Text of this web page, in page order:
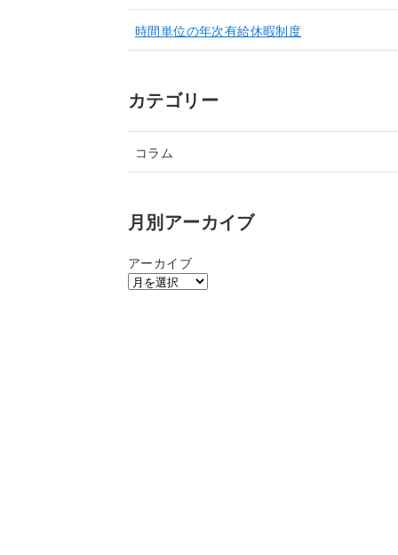
時間単位の年次有給休暇制度
カテゴリー
コラム
月別アーカイブ
アーカイブ